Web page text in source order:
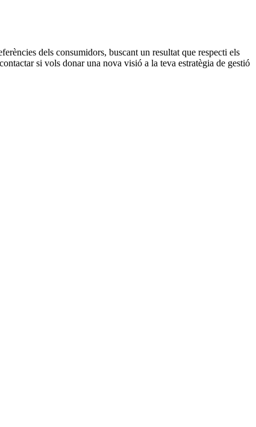
dels consumidors, buscant un resultat que respecti els
si vols donar una nova visió a la teva estratègia de gestió